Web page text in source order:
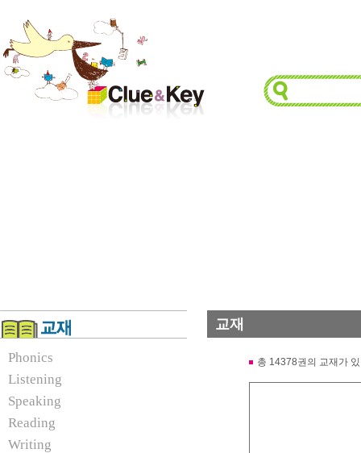
Phonics
Listening
Speaking
Reading
Writing
교재
총 14378권의 교재가